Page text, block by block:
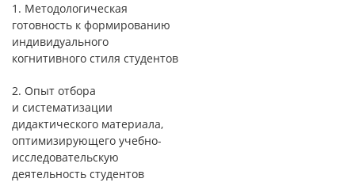
1. Методологическая
готовность к формированию
индивидуального
когнитивного стиля студентов
2. Опыт отбора
и систематизации
дидактического материала,
оптимизирующего учебно-
исследовательскую
деятельность студентов